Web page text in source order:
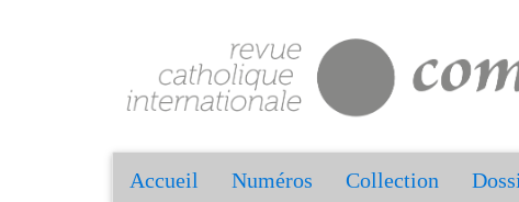
Accueil Numéros Collection